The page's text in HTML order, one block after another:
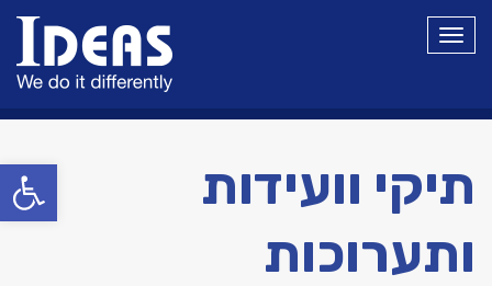
פתח
תפריט
תיקי וועידות
ותערוכות